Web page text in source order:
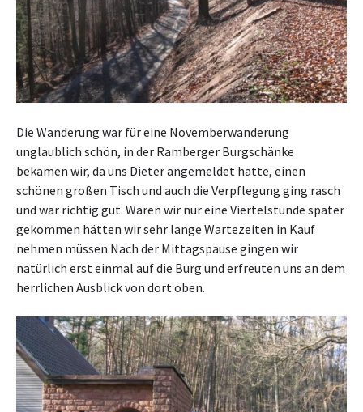
Die Wanderung war für eine Novemberwanderung
unglaublich schön, in der Ramberger Burgschänke
bekamen wir, da uns Dieter angemeldet hatte, einen
schönen großen Tisch und auch die Verpflegung ging rasch
und war richtig gut. Wären wir nur eine Viertelstunde später
gekommen hätten wir sehr lange Wartezeiten in Kauf
nehmen müssen.Nach der Mittagspause gingen wir
natürlich erst einmal auf die Burg und erfreuten uns an dem
herrlichen Ausblick von dort oben.